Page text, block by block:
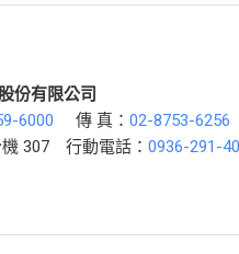
份有限公司
6000 傳 真：02-8753-6256
307 行動電話：0936-291-